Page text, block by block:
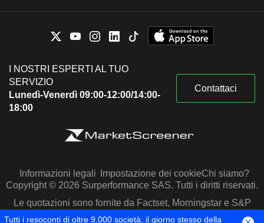
I NOSTRI ESPERTI AL TUO
SERVIZIO
Lunedì-Venerdì 09:00-12:00/14:00-
18:00
Contattaci
Informazioni legali Impostazione dei cookieChi siamo?
Copyright © 2026 Surperformance SAS. Tutti i diritti riservati.
Le quotazioni sono fornite da Factset, Morningstar e S&P
Capital IQ
Tutti i resoconti di oltre 9.000 società, il giorno stesso della